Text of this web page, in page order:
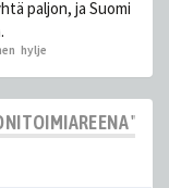
paljon, ja Suomi
,hylje